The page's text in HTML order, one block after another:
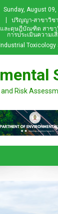
Sunday, August 09,
ปริญญา-สาขาวิชา
ะดุษฎีบัณฑิต สาขา
การประเมินความเสี่
Risk